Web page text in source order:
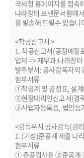
국세청 홈페이지를 접속
나라장터 보낸문서함에
를 발송해 드릴수 있습니
<착공신고서 >
1. 착공신고서(공정예정
업체 => 재무과:나라장
발주부서: 공사감독자의
첨부서류
①착공계 및 공정표, 설
②현장대리인신고서(경
③사업자등록증, 법인등
<감독부서 공사감독(감
1. (기
첨부서류